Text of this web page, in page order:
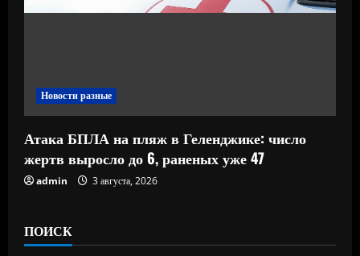
Новости разные
Атака БПЛА на пляж в Геленджике: число
жертв выросло до 6, раненых уже 47
admin 3 августа, 2026
ПОИСК